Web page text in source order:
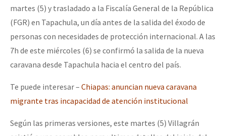
Megaproyectos
Migración
Presos
Mujeres
Niñxs
ETIQUETAS
MULTIMEDIA
[CDMX – 20 julio] Jornadas globales por la libertad de Jesús
“Sonhando a Terra do Bem Virá” se publica no Estado Espanhol
Se o México sabe, que o mundo saiba! Nossas lutas pela
martes (5) y trasladado a la Fiscalía General de la República
(FGR) en Tapachula, un día antes de la salida del éxodo de
personas con necesidades de protección internacional. A las
7h de este miércoles (6) se confirmó la salida de la nueva
caravana desde Tapachula hacia el centro del país.
Te puede interesar – Chiapas: anuncian nueva caravana
migrante tras incapacidad de atención institucional
Según las primeras versiones, este martes (5) Villagrán